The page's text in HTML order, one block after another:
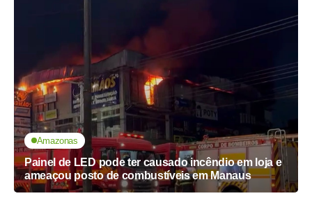
Amazonas
Painel de LED pode ter causado incêndio em loja e
ameaçou posto de combustíveis em Manaus